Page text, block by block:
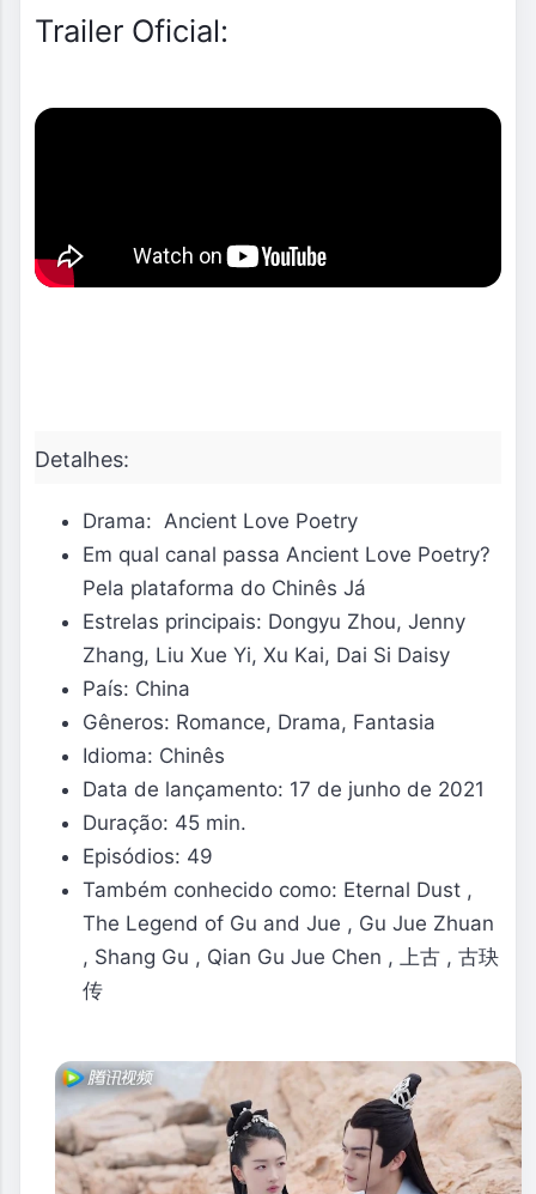
Trailer Oficial:
Detalhes:
Drama: Ancient Love Poetry
Em qual canal passa Ancient Love Poetry?
Pela plataforma do Chinês Já
Estrelas principais: Dongyu Zhou, Jenny
Zhang, Liu Xue Yi, Xu Kai, Dai Si Daisy
País: China
Gêneros: Romance, Drama, Fantasia
Idioma: Chinês
Data de lançamento: 17 de junho de 2021
Duração: 45 min.
Episódios: 49
Também conhecido como: Eternal Dust ,
The Legend of Gu and Jue , Gu Jue Zhuan
, Shang Gu , Qian Gu Jue Chen , 上古 , 古玦
传